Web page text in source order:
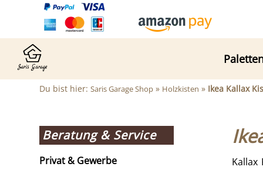
Du bist hier: Saris Garage Shop » Holzkisten » Ikea Kallax
Kallax
Beratung & Service
Privat & Gewerbe